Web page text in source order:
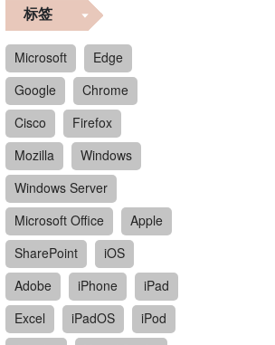
标签
Microsoft
Edge
Google
Chrome
Cisco
Firefox
Mozilla
Windows
Windows Server
Microsoft Office
Apple
SharePoint
iOS
Adobe
iPhone
iPad
Excel
iPadOS
iPod